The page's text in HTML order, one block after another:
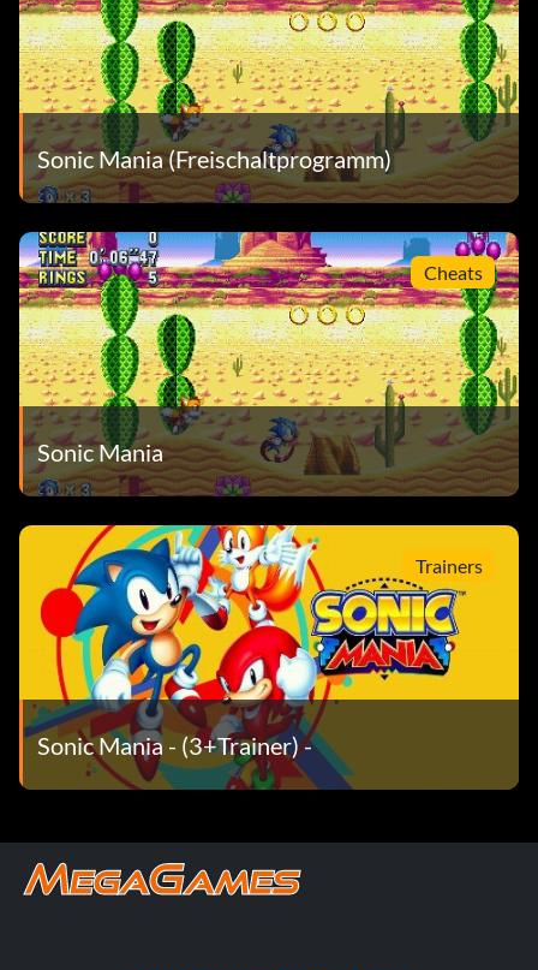
Sonic Mania (Freischaltprogramm)
Cheats
Sonic Mania
Trainers
Sonic Mania - (3+Trainer) -